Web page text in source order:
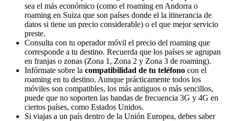
sea el más económico (como el roaming en Andorra o
roaming en Suiza que son países donde el la itinerancia de
datos si tiene un precio considerable) o el que mejor servicio
preste.
Consulta con tu operador móvil el precio del roaming que
corresponde a tu destino. Recuerda que los países se agrupan
en franjas o zonas (Zona 1, Zona 2 y Zona 3 de roaming).
Infórmate sobre la compatibilidad de tu teléfono con el
roaming en tu destino. Aunque prácticamente todos los
móviles son compatibles, los más antiguos o más sencillos,
puede que no soporten las bandas de frecuencia 3G y 4G en
ciertos países, como Estados Unidos.
Si viajas a un país dentro de la Unión Europea, debes saber